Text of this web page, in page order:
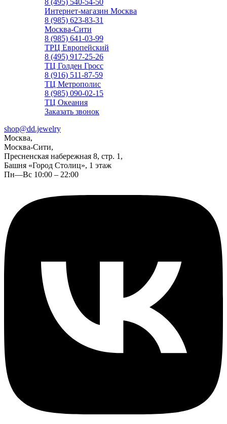
8 (495) 540-54-50
Интернет-магазин Москва
8 (985) 623-83-31
Москва-Сити
8 (985) 641-03-99
ТРЦ Европейский
8 (495) 917-25-26
ТЦ Голден Гросс
8 (916) 511-87-59
ТЦ Метрополис
8 (985) 090-02-15
ТЦ Океания
Заказать звонок
shop@dd.jewelry
Москва,
Москва-Сити,
Пресненская набережная 8, стр. 1,
Башня «Город Столиц», 1 этаж
Пн—Вс 10:00 – 22:00